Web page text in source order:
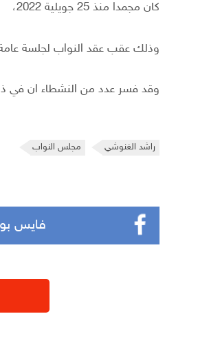
كان مجمدا منذ 25 جويلية 2022،
وذلك عقب عقد النواب لجلسة عامة
وقد فسر عدد من النشطاء ان في
راشد الغنوشي مجلس النواب
فايس